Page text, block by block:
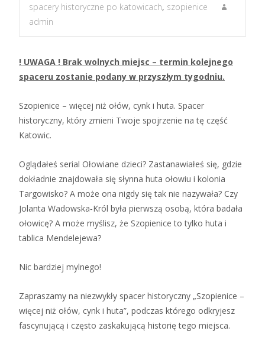
spacery historyczne po katowicach, szopienice
admin
! UWAGA ! Brak wolnych miejsc – termin kolejnego
spaceru zostanie podany w przyszłym tygodniu.
Szopienice – więcej niż ołów, cynk i huta. Spacer
historyczny, który zmieni Twoje spojrzenie na tę część
Katowic.
Oglądałeś serial Ołowiane dzieci? Zastanawiałeś się, gdzie
dokładnie znajdowała się słynna huta ołowiu i kolonia
Targowisko? A może ona nigdy się tak nie nazywała? Czy
Jolanta Wadowska‑Król była pierwszą osobą, która badała
ołowicę? A może myślisz, że Szopienice to tylko huta i
tablica Mendelejewa?
Nic bardziej mylnego!
Zapraszamy na niezwykły spacer historyczny „Szopienice –
więcej niż ołów, cynk i huta”, podczas którego odkryjesz
fascynującą i często zaskakującą historię tego miejsca.